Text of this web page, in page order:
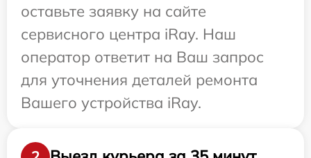
оставьте заявку на сайте
сервисного центра iRay. Наш
оператор ответит на Ваш запрос
для уточнения деталей ремонта
Вашего устройства iRay.